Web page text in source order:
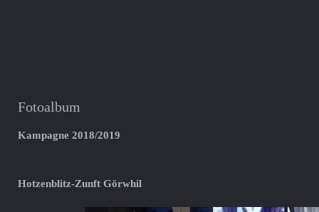
Fotoalbum
Kampagne 2018/2019
Hotzenblitz-Zunft Görwhil